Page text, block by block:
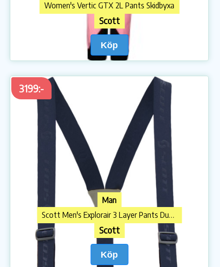
Women's Vertic GTX 2L Pants Skidbyxa
Scott
Köp
3199:-
Man
Scott Men's Explorair 3 Layer Pants Dust Grey
Scott
Köp